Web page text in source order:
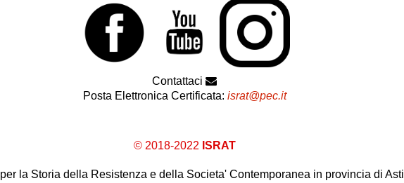
Contattaci
Posta Elettronica Certificata: israt@pec.it
© 2018-2022 ISRAT
per la Storia della Resistenza e della Societa' Contemporanea in provincia di Asti